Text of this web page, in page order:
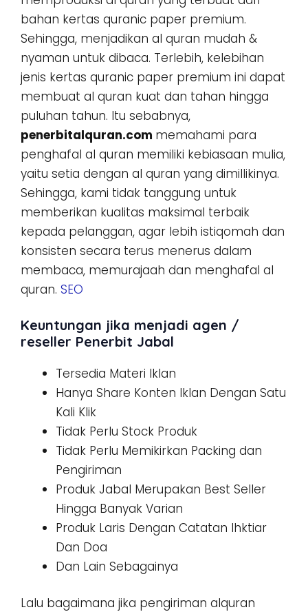
bahan kertas quranic paper premium.
Sehingga, menjadikan al quran mudah &
nyaman untuk dibaca. Terlebih, kelebihan
jenis kertas quranic paper premium ini dapat
membuat al quran kuat dan tahan hingga
puluhan tahun. Itu sebabnya,
penerbitalquran.com memahami para
penghafal al quran memiliki kebiasaan mulia,
yaitu setia dengan al quran yang dimillikinya.
Sehingga, kami tidak tanggung untuk
memberikan kualitas maksimal terbaik
kepada pelanggan, agar lebih istiqomah dan
konsisten secara terus menerus dalam
membaca, memurajaah dan menghafal al
quran. SEO
Keuntungan jika menjadi agen /
reseller Penerbit Jabal
Tersedia Materi Iklan
Hanya Share Konten Iklan Dengan Satu
Kali Klik
Tidak Perlu Stock Produk
Tidak Perlu Memikirkan Packing dan
Pengiriman
Produk Jabal Merupakan Best Seller
Hingga Banyak Varian
Produk Laris Dengan Catatan Ihktiar
Dan Doa
Dan Lain Sebagainya
Lalu bagaimana jika pengiriman alquran